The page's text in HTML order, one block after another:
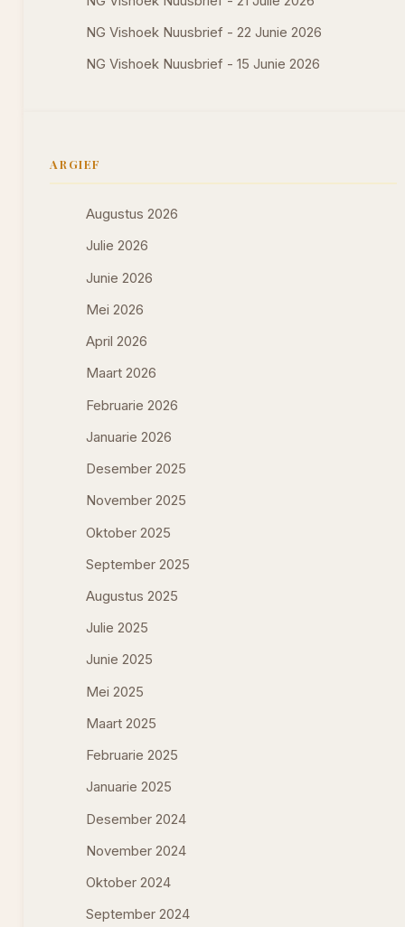
NG Vishoek Nuusbrief - 22 Junie 2026
NG Vishoek Nuusbrief - 15 Junie 2026
ARGIEF
Augustus 2026
Julie 2026
Junie 2026
Mei 2026
April 2026
Maart 2026
Februarie 2026
Januarie 2026
Desember 2025
November 2025
Oktober 2025
September 2025
Augustus 2025
Julie 2025
Junie 2025
Mei 2025
Maart 2025
Februarie 2025
Januarie 2025
Desember 2024
November 2024
Oktober 2024
September 2024